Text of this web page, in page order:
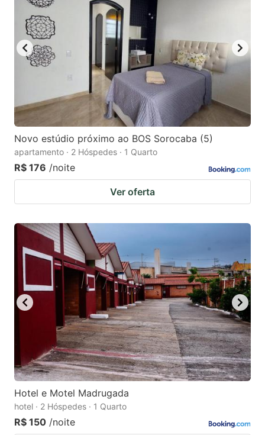
Novo estúdio próximo ao BOS Sorocaba (5)
apartamento · 2 Hóspedes · 1 Quarto
R$ 176 /noite
Ver oferta
Hotel e Motel Madrugada
hotel · 2 Hóspedes · 1 Quarto
R$ 150 /noite